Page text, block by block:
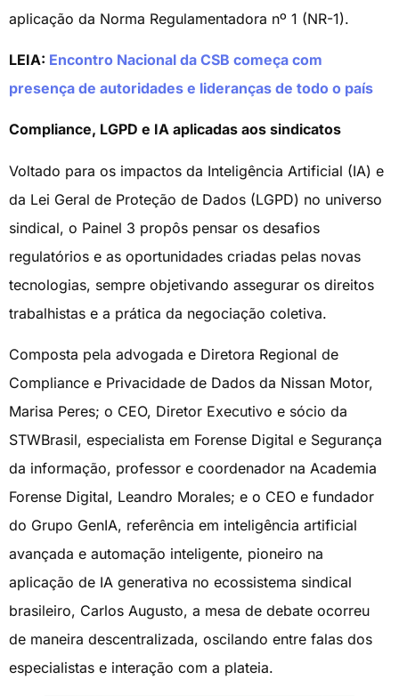
aplicação da Norma Regulamentadora nº 1 (NR-1).
LEIA: Encontro Nacional da CSB começa com
presença de autoridades e lideranças de todo o país
Compliance, LGPD e IA aplicadas aos sindicatos
Voltado para os impactos da Inteligência Artificial (IA) e
da Lei Geral de Proteção de Dados (LGPD) no universo
sindical, o Painel 3 propôs pensar os desafios
regulatórios e as oportunidades criadas pelas novas
tecnologias, sempre objetivando assegurar os direitos
trabalhistas e a prática da negociação coletiva.
Composta pela advogada e Diretora Regional de
Compliance e Privacidade de Dados da Nissan Motor,
Marisa Peres; o CEO, Diretor Executivo e sócio da
STWBrasil, especialista em Forense Digital e Segurança
da informação, professor e coordenador na Academia
Forense Digital, Leandro Morales; e o CEO e fundador
do Grupo GenIA, referência em inteligência artificial
avançada e automação inteligente, pioneiro na
aplicação de IA generativa no ecossistema sindical
brasileiro, Carlos Augusto, a mesa de debate ocorreu
de maneira descentralizada, oscilando entre falas dos
especialistas e interação com a plateia.